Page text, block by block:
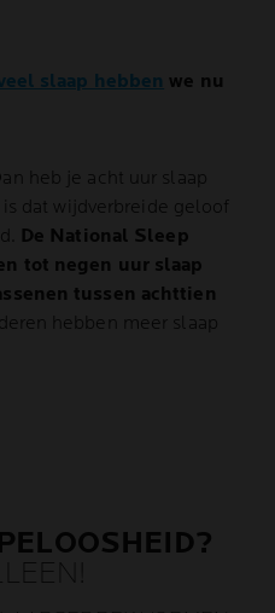
slaap hebben we nu
heb je acht uur slaap
dat wijdverbreide geloof
De National Sleep
tot negen uur slaap
tussen achttien
hebben meer slaap